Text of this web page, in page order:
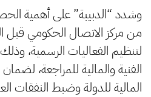
وشدد “الدبيبة” على أهمية
من مركز الاتصال الحكومي قبل
لتنظيم الفعاليات الرسمية،
الفنية والمالية للمراجعة،
المالية للدولة وضبط النفقات